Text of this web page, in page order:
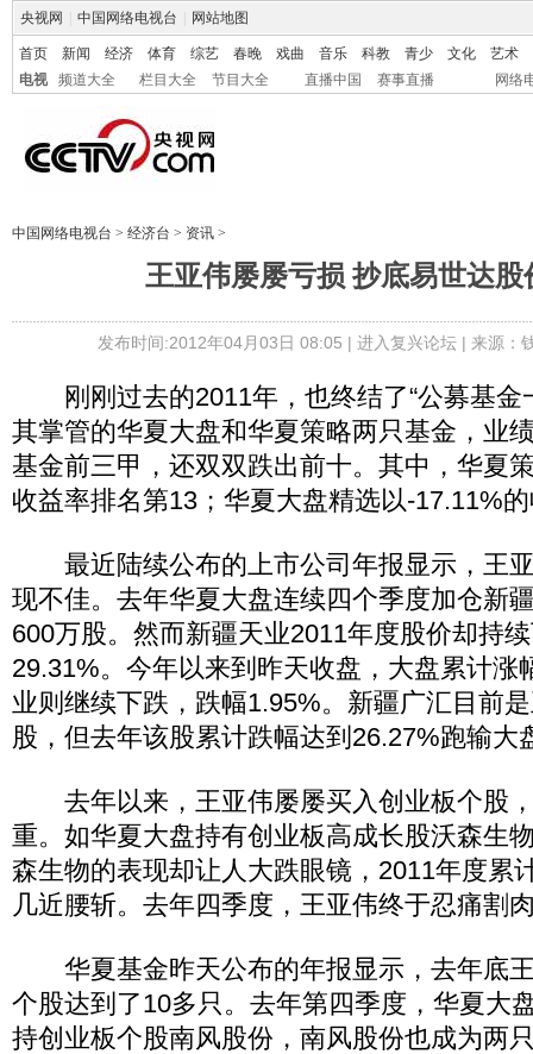
央视网 中国网络电视台 网站地图
首页 新闻 经济 体育 综艺 春晚 戏曲 音乐 科教 青少 文化
艺术
电视
频道大全 栏目大全 节目大全 直播中国 赛事直播 网络
中国网络电视台 > 经济台 > 资讯 >
王亚伟屡屡亏损 抄底易世达股
发布时间:2012年04月03日 08:05 | 进入复兴论坛| 来源：
刚刚过去的2011年，也终结了“公募基金
其掌管的华夏大盘和华夏策略两只基金，业
基金前三甲，还双双跌出前十。其中，华夏
收益率排名第13；华夏大盘精选以-17.11%
最近陆续公布的上市公司年报显示，王
现不佳。去年华夏大盘连续四个季度加仓新
600万股。然而新疆天业2011年度股价却持
29.31%。今年以来到昨天收盘，大盘累计涨
业则继续下跌，跌幅1.95%。新疆广汇目前
股，但去年该股累计跌幅达到26.27%跑输大
去年以来，王亚伟屡屡买入创业板个股
重。如华夏大盘持有创业板高成长股沃森生
森生物的表现却让人大跌眼镜，2011年度累
几近腰斩。去年四季度，王亚伟终于忍痛割
华夏基金昨天公布的年报显示，去年底
个股达到了10多只。去年第四季度，华夏大
持创业板个股南风股份，南风股份也成为两